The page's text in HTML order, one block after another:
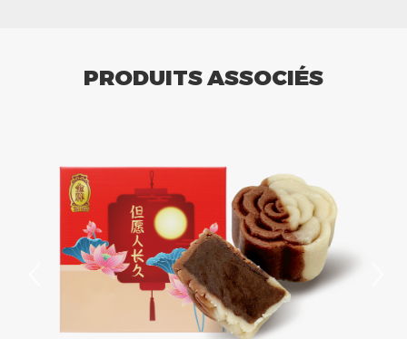
PRODUITS ASSOCIÉS